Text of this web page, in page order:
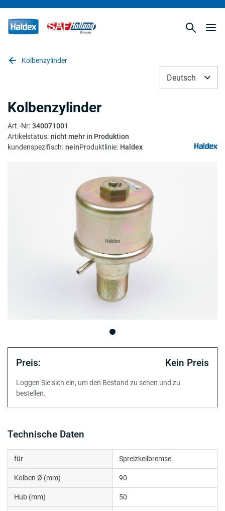
Kolbenzylinder
Deutsch
Kolbenzylinder
Art.-Nr: 340071001
Artikelstatus: nicht mehr in Produktion
kundenspezifisch: neinProduktlinie: Haldex
Preis: Kein Preis
Loggen Sie sich ein, um den Bestand zu sehen und zu
bestellen.
Technische Daten
für Spreizkeilbremse
Kolben Ø (mm) 90
Hub (mm) 50